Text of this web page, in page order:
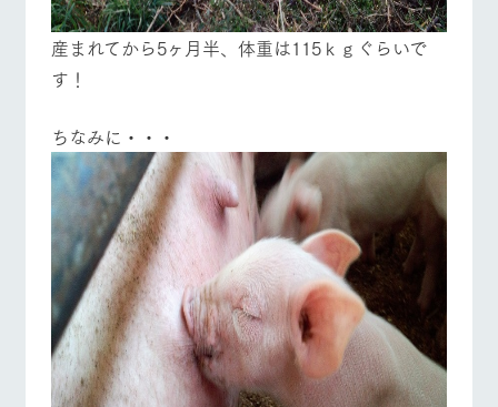
お客様へ
お問い合
わせ・資
料請求
周遊バス
牧場内を巡る周
よくあるご質問
ペットをお連れの
お客様へ お問い合わせ
​産まれてから5ヶ月半、体重は115ｋｇぐらいで
す！
​ちなみに・・・